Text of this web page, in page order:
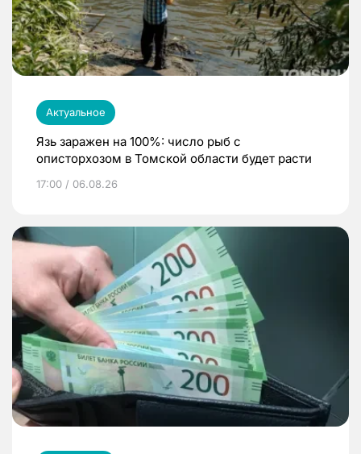
Актуальное
Язь заражен на 100%: число рыб с
описторхозом в Томской области будет расти
17:00 / 06.08.26